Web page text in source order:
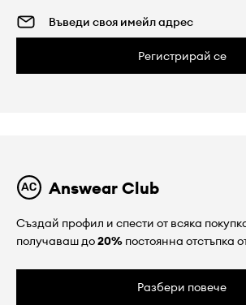
Регистрирай се
Answear Club
Създай профил и спести от всяка
получаваш до20% постоянна отстъпка
Разбери повече